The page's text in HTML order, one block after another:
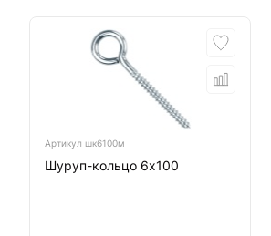
Артикул шк6100м
Шуруп-кольцо 6х100